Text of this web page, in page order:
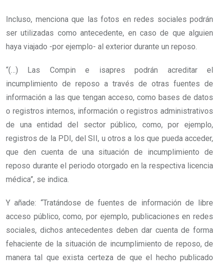
Incluso, menciona que las fotos en redes sociales podrán
ser utilizadas como antecedente, en caso de que alguien
haya viajado -por ejemplo- al exterior durante un reposo.
“(…) Las Compin e isapres podrán acreditar el
incumplimiento de reposo a través de otras fuentes de
información a las que tengan acceso, como bases de datos
o registros internos, información o registros administrativos
de una entidad del sector público, como, por ejemplo,
registros de la PDI, del SII, u otros a los que pueda acceder,
que den cuenta de una situación de incumplimiento de
reposo durante el periodo otorgado en la respectiva licencia
médica”, se indica.
Y añade: “Tratándose de fuentes de información de libre
acceso público, como, por ejemplo, publicaciones en redes
sociales, dichos antecedentes deben dar cuenta de forma
fehaciente de la situación de incumplimiento de reposo, de
manera tal que exista certeza de que el hecho publicado